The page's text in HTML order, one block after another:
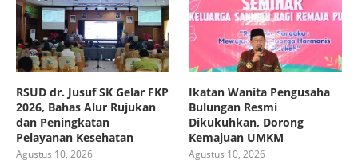
RSUD dr. Jusuf SK Gelar FKP
2026, Bahas Alur Rujukan
dan Peningkatan
Pelayanan Kesehatan
Agustus 10, 2026
Ikatan Wanita Pengusaha
Bulungan Resmi
Dikukuhkan, Dorong
Kemajuan UMKM
Agustus 10, 2026